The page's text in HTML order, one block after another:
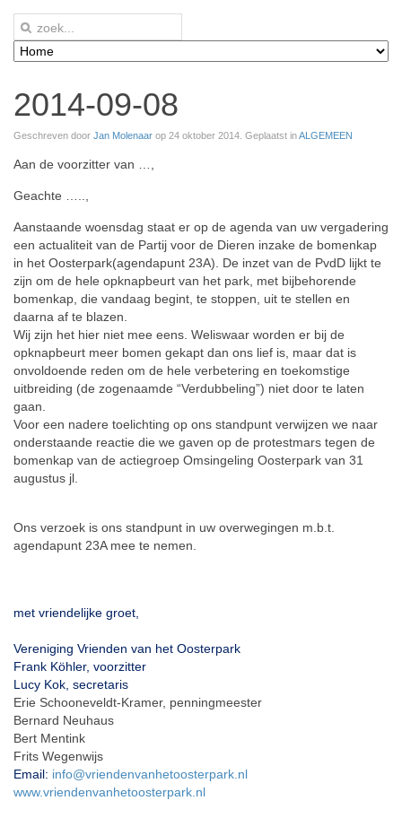
2014-09-08
Geschreven door Jan Molenaar op 24 oktober 2014 . Geplaatst inALGEMEEN
Aan de voorzitter van …,
Geachte …..,
Aanstaande woensdag staat er op de agenda van uw vergadering
een actualiteit van de Partij voor de Dieren inzake de bomenkap
in het Oosterpark(agendapunt 23A). De inzet van de PvdD lijkt te
zijn om de hele opknapbeurt van het park, met bijbehorende
bomenkap, die vandaag begint, te stoppen, uit te stellen en
daarna af te blazen.
Wij zijn het hier niet mee eens. Weliswaar worden er bij de
opknapbeurt meer bomen gekapt dan ons lief is, maar dat is
onvoldoende reden om de hele verbetering en toekomstige
uitbreiding (de zogenaamde “Verdubbeling”) niet door te laten
gaan.
Voor een nadere toelichting op ons standpunt verwijzen we naar
onderstaande reactie die we gaven op de protestmars tegen de
bomenkap van de actiegroep Omsingeling Oosterpark van 31
augustus jl.
Ons verzoek is ons standpunt in uw overwegingen m.b.t.
agendapunt 23A mee te nemen.
met vriendelijke groet,
Vereniging Vrienden van het Oosterpark
Frank Köhler, voorzitter
Lucy Kok, secretaris
Erie Schooneveldt-Kramer, penningmeester
Bernard Neuhaus
Bert Mentink
Frits Wegenwijs
Email: info@vriendenvanhetoosterpark.nl
www.vriendenvanhetoosterpark. nl